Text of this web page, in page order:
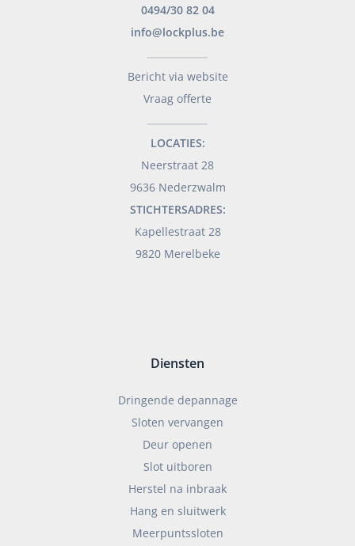
0494/30 82 04
info@lockplus.be
Bericht via website
Vraag offerte
LOCATIES:
Neerstraat 28
9636 Nederzwalm
STICHTERSADRES:
Kapellestraat 28
9820 Merelbeke
Diensten
Dringende depannage
Sloten vervangen
Deur openen
Slot uitboren
Herstel na inbraak
Hang en sluitwerk
Meerpuntssloten